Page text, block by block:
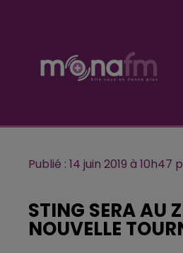
Publié : 14 juin 2019 à
STING SERA AU
NOUVELLE